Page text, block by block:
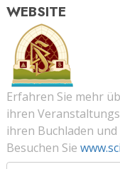
WEBSITE
Erfahren Sie mehr
ihren
ihren Buchladen
Besuchen Sie